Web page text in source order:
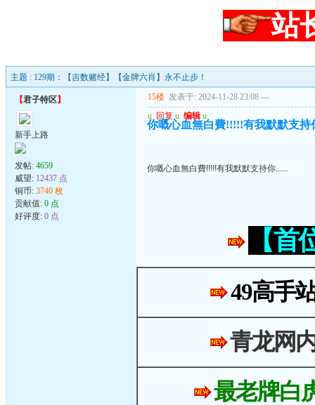
站
主题 : 129期：【吉数赌经】【金牌六肖】永不止步！
【君子特区】
新手上路
发帖: 4659
威望: 12437 点
铜币: 3740 枚
贡献值: 0 点
好评度: 0 点
15楼 发表于: 2024-11-28 23:08 ---
u 回复 u 编辑 u
你嘅心血無白費!!!!!有我默默支持
你嘅心血無白費!!!!!有我默默支持你......
【
49高手
青龙网
最老牌白